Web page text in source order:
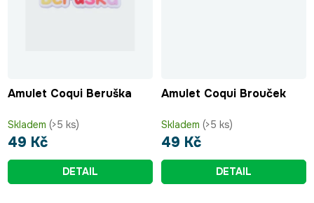
Amulet Coqui Beruška
Skladem (>5 ks)
49 Kč
DETAIL
Amulet Coqui Brouček
Skladem (>5 ks)
49 Kč
DETAIL